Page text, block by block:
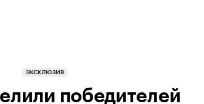
ЭКСКЛЮЗИВ
победителей